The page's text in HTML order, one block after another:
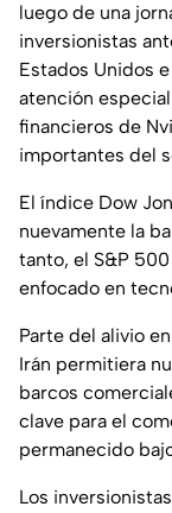
luego de una
inversionistas
Estados Unidos
atención
financieros de
importantes del
El índice Dow
nuevamente la
tanto, el S&P
enfocado en
Parte del alivio
Irán permitiera
barcos
clave para el
permanecido
Los